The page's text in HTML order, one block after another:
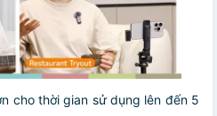
cho thời gian sử dụng lên đến 5